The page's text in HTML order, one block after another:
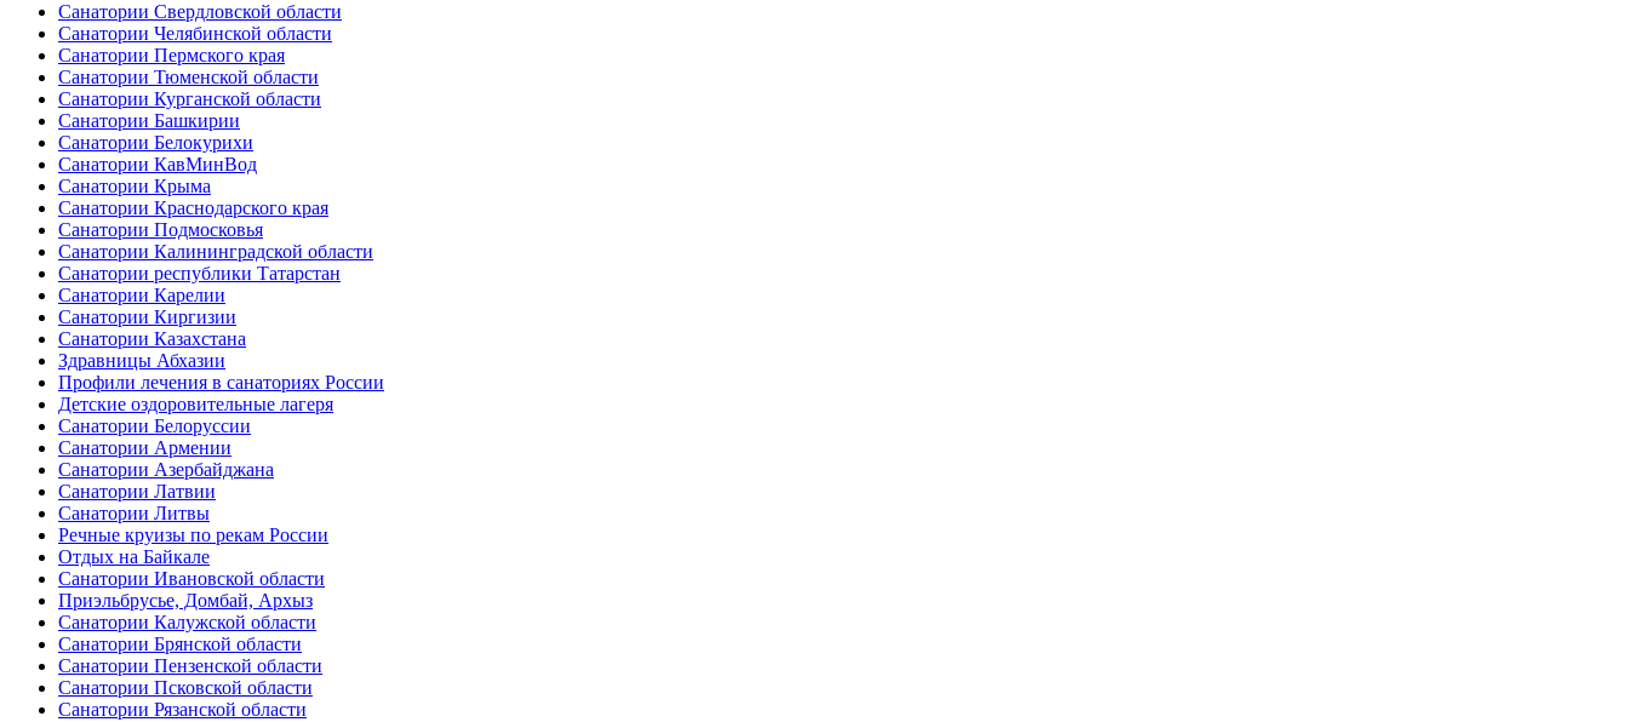
Санатории Свердловской области
Санатории Челябинской области
Санатории Пермского края
Санатории Тюменской области
Санатории Курганской области
Санатории Башкирии
Санатории Белокурихи
Санатории КавМинВод
Санатории Крыма
Санатории Краснодарского края
Санатории Подмосковья
Санатории Калининградской области
Санатории республики Татарстан
Санатории Карелии
Санатории Киргизии
Санатории Казахстана
Здравницы Абхазии
Профили лечения в санаториях России
Детские оздоровительные лагеря
Санатории Белоруссии
Санатории Армении
Санатории Азербайджана
Санатории Латвии
Санатории Литвы
Речные круизы по рекам России
Отдых на Байкале
Санатории Ивановской области
Приэльбрусье, Домбай, Архыз
Санатории Калужской области
Санатории Брянской области
Санатории Пензенской области
Санатории Псковской области
Санатории Рязанской области